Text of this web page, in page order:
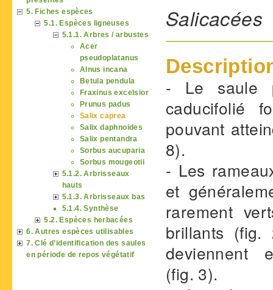
Salicacées
- Le saule
caducifolié
pouvant
8).
- Les
et
rarement
brillants (fig.
deviennent
(fig. 3).
5. Fiches espèces
5.1. Espèces ligneuses
5.1.1. Arbres / arbustes
Acer
pseudoplatanus
Alnus incana
Betula pendula
Fraxinus excelsior
Prunus padus
Salix caprea
Salix daphnoides
Salix pentandra
Sorbus aucuparia
Sorbus mougeotii
5.1.2. Arbrisseaux
hauts
5.1.3. Arbrisseaux bas
5.1.4. Synthèse
5.2. Espèces herbacées
6. Autres espèces utilisables
7. Clé d’identification des saules
en période de repos végétatif